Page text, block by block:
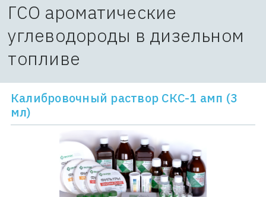
ГСО ароматические
углеводороды в дизельном
топливе
Калибровочный раствор СКС-1 амп (3
мл)